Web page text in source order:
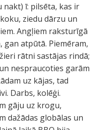
nakt) ī: pilsēta, kas ir
ziedu dārzu un
Angļiem raksturīgā
gan atpūtā. Piemēram,
rātni sastājas rindā;
nespraucoties garām
uz kājas, tad
Darbs, kolēģi.
gāju uz krogu,
dažādas globālas un